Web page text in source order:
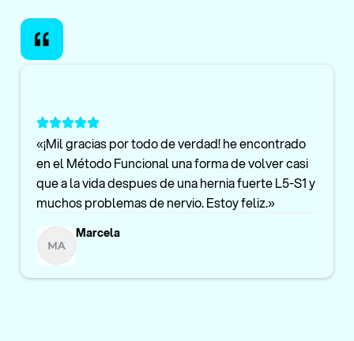
«¡Mil gracias por todo de verdad! he encontrado
en el Método Funcional una forma de volver casi
que a la vida despues de una hernia fuerte L5-S1 y
muchos problemas de nervio. Estoy feliz.»
Marcela